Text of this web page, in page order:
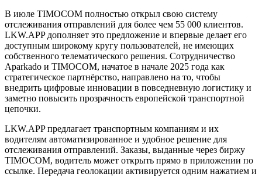
В июле TIMOCOM полностью открыл свою систему
отслеживания отправлений для более чем 55 000 клиентов.
LKW.APP дополняет это предложение и впервые делает его
доступным широкому кругу пользователей, не имеющих
собственного телематического решения. Сотрудничество
Aparkado и TIMOCOM, начатое в начале 2025 года как
стратегическое партнёрство, направлено на то, чтобы
внедрить цифровые инновации в повседневную логистику и
заметно повысить прозрачность европейской транспортной
цепочки.
LKW.APP предлагает транспортным компаниям и их
водителям автоматизированное и удобное решение для
отслеживания отправлений. Заказы, выданные через биржу
TIMOCOM, водитель может открыть прямо в приложении по
ссылке. Передача геолокации активируется одним нажатием и